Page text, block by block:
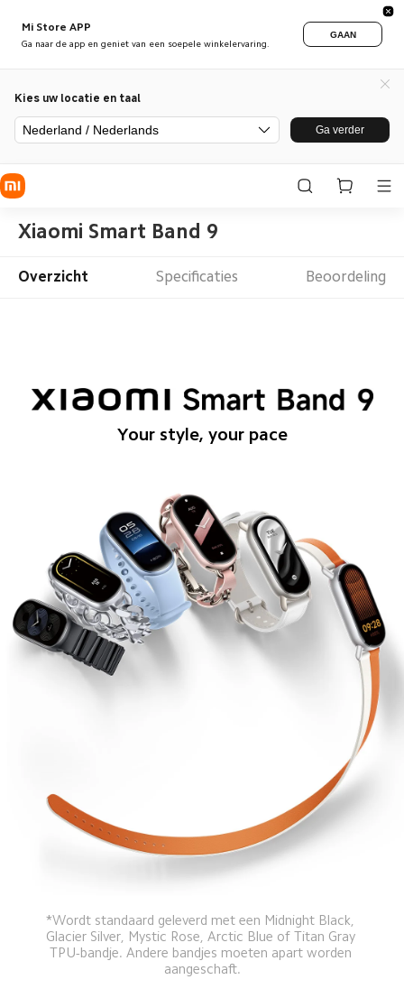
Mi Store APP
Ga naar de app en geniet van een soepele winkelervaring.
GAAN
Kies uw locatie en taal
Nederland / Nederlands Ga verder
Xiaomi Smart Band 9
Overzicht Specificaties Beoordeling
Your style, your pace
*Wordt standaard geleverd met een Midnight Black,
Glacier Silver, Mystic Rose, Arctic Blue of Titan Gray
TPU-bandje. Andere bandjes moeten apart worden
aangeschaft.